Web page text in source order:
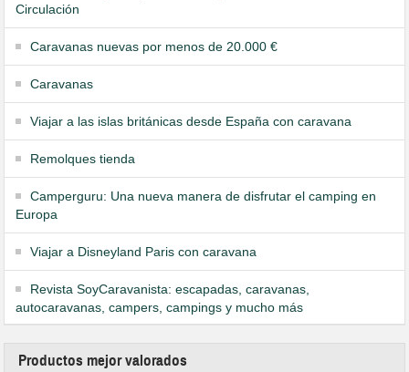
Circulación
Caravanas nuevas por menos de 20.000 €
Caravanas
Viajar a las islas británicas desde España con caravana
Remolques tienda
Camperguru: Una nueva manera de disfrutar el camping en
Europa
Viajar a Disneyland Paris con caravana
Revista SoyCaravanista: escapadas, caravanas,
autocaravanas, campers, campings y mucho más
Productos mejor valorados